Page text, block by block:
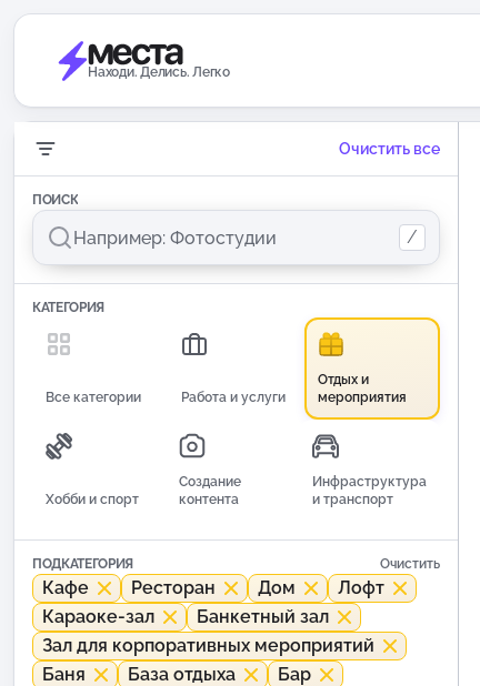
Находи. Делись. Легко
Очистить все
ПОИСК
/
КАТЕГОРИЯ
Все категории Работа и услуги
Отдых и
мероприятия
Хобби и спорт
Создание
контента
Инфраструктура
и транспорт
ПОДКАТЕГОРИЯ Очистить
Кафе Ресторан Дом
Лофт
Караоке-зал
Банкетный зал
Зал для корпоративных мероприятий
Баня
База отдыха
Бар